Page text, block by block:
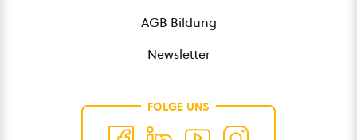
AGB Bildung
Newsletter
FOLGE UNS